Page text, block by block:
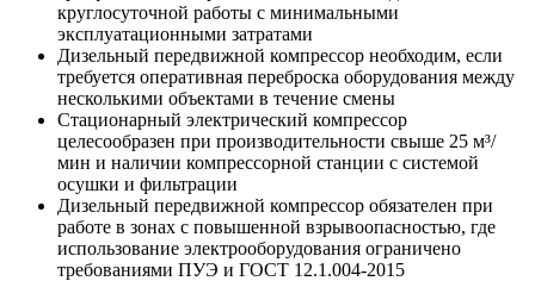
круглосуточной работы с минимальными
эксплуатационными затратами
Дизельный передвижной компрессор необходим, если
требуется оперативная переброска оборудования между
несколькими объектами в течение смены
Стационарный электрический компрессор
целесообразен при производительности свыше 25 м³/
мин и наличии компрессорной станции с системой
осушки и фильтрации
Дизельный передвижной компрессор обязателен при
работе в зонах с повышенной взрывоопасностью, где
использование электрооборудования ограничено
требованиями ПУЭ и ГОСТ 12.1.004-2015